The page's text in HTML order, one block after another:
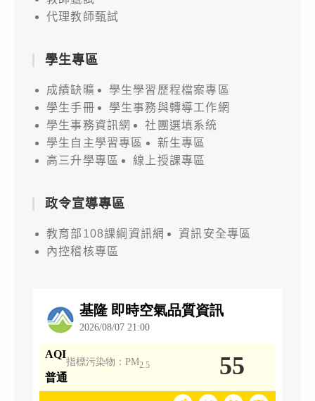
代理教師甄試
學生專區
成績缺曠
學生學習歷程檔案專區
學生手冊
學生事務與轉導工作網
學生事務資訊網
社團選填系統
學生自主學習專區
新生專區
高三升學專區
線上授課專區
政令宣導專區
教育部108課綱資訊網
資訊安全專區
內控稽核專區